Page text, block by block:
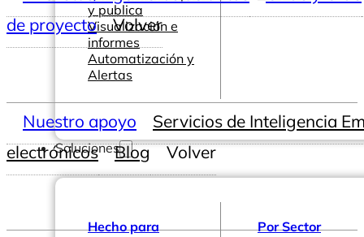
y publica
Visualización e
informes
Automatización y
Alertas
Soluciones
Hecho para
Por Sector
de proyecto
Volver
Nuestro apoyo
Servicios de Inteligencia
electrónicos
Blog Volver